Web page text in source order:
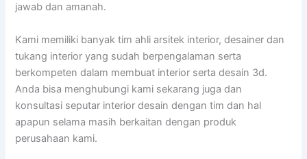
jawab dan amanah.
Kami memiliki banyak tim ahli arsitek interior, desainer dan
tukang interior yang sudah berpengalaman serta
berkompeten dalam membuat interior serta desain 3d.
Anda bisa menghubungi kami sekarang juga dan
konsultasi seputar interior desain dengan tim dan hal
apapun selama masih berkaitan dengan produk
perusahaan kami.